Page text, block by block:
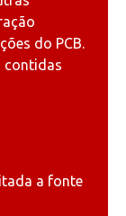
do PCB.
contidas
a fonte